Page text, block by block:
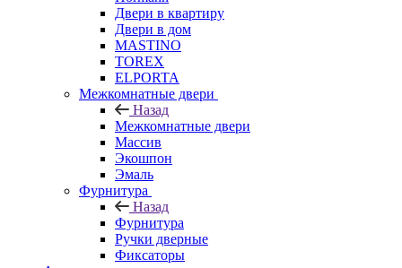
Двери в квартиру
Двери в дом
MASTINO
TOREX
ELPORTA
Межкомнатные двери
Назад
Межкомнатные двери
Массив
Экошпон
Эмаль
Фурнитура
Назад
Фурнитура
Ручки дверные
Фиксаторы